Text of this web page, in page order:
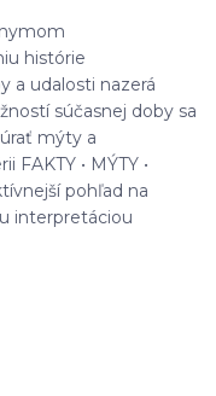
histórie
a udalosti nazerá
súčasnej doby sa
mýty a
• MÝTY •
pohľad na
interpretáciou